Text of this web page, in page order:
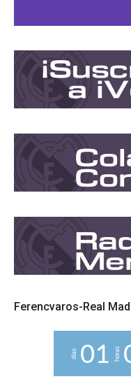
Ferencvaros-Real
días 01 horas